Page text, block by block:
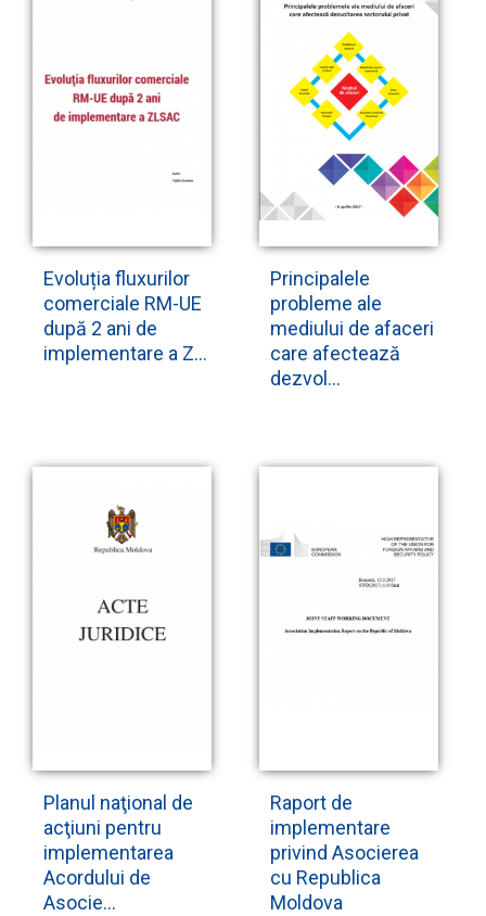
Evoluția fluxurilor
comerciale RM-UE
după 2 ani de
implementare a Z...
Principalele
probleme ale
mediului de afaceri
care afectează
dezvol...
Planul naţional de
acţiuni pentru
implementarea
Acordului de
Asocie...
Raport de
implementare
privind Asocierea
cu Republica
Moldova